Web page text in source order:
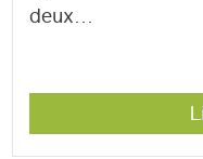
deux...